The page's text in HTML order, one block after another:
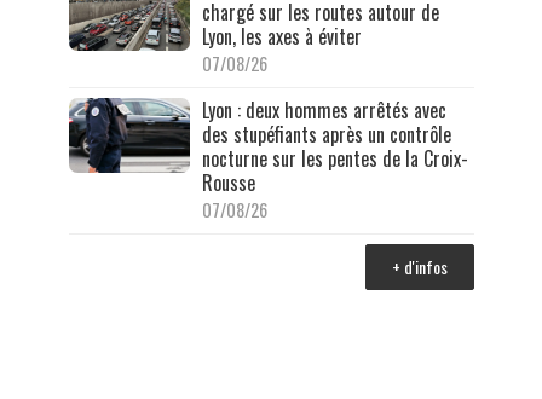
chargé sur les routes autour de
Lyon, les axes à éviter
07/08/26
Lyon : deux hommes arrêtés avec
des stupéfiants après un contrôle
nocturne sur les pentes de la Croix-
Rousse
07/08/26
+ d'infos